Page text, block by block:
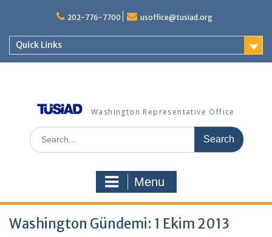
202-776-7700 usoffice@tusiad.org
Quick Links
Washington Representative Office
Search
for:
Menu
Washington Gündemi: 1 Ekim 2013